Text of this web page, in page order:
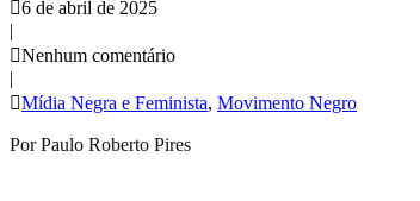
6 de abril de 2025
|
Nenhum comentário
|
Mídia Negra e Feminista, Movimento Negro
Por Paulo Roberto Pires